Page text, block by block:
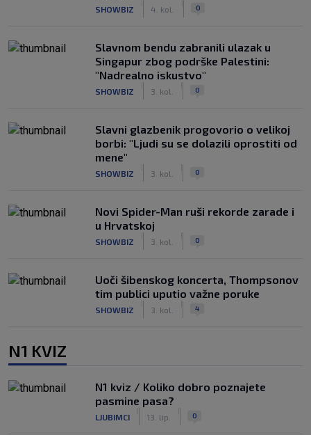
SHOWBIZ 4. kol. 0
Slavnom bendu zabranili ulazak u
Singapur zbog podrške Palestini:
"Nadrealno iskustvo"
SHOWBIZ 3. kol. 0
Slavni glazbenik progovorio o velikoj
borbi: "Ljudi su se dolazili oprostiti od
mene"
SHOWBIZ 3. kol. 0
Novi Spider-Man ruši rekorde zarade i
u Hrvatskoj
SHOWBIZ 3. kol. 0
Uoči šibenskog koncerta, Thompsonov
tim publici uputio važne poruke
SHOWBIZ 3. kol. 4
N1 KVIZ
N1 kviz / Koliko dobro poznajete
pasmine pasa?
LJUBIMCI 13. lip. 0